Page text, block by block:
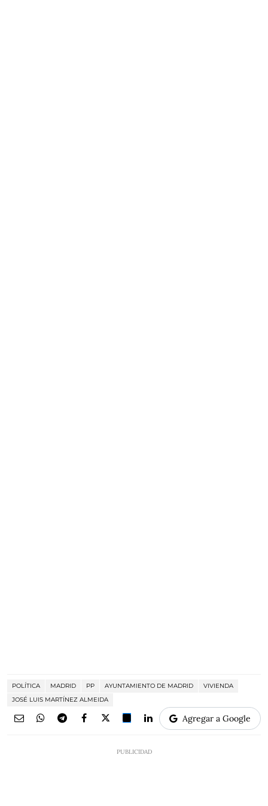
POLÍTICA MADRID PP AYUNTAMIENTO DE MADRID
VIVIENDA
JOSÉ LUIS MARTÍNEZ ALMEIDA
Agregar a Google